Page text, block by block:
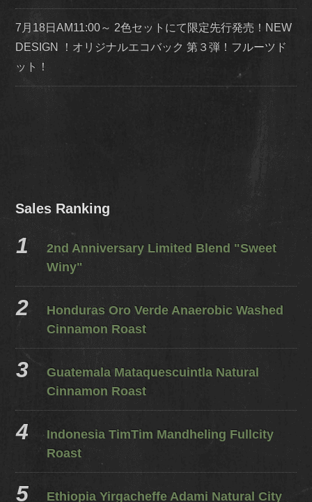
7月18日AM11:00～ 2色セットにて限定先行発売！NEW
DESIGN ！オリジナルエコバック 第３弾！フルーツド
ット！
Sales Ranking
2nd Anniversary Limited Blend "Sweet
Winy"
Honduras Oro Verde Anaerobic Washed
Cinnamon Roast
Guatemala Mataquescuintla Natural
Cinnamon Roast
Indonesia TimTim Mandheling Fullcity
Roast
Ethiopia Yirgacheffe Adami Natural City